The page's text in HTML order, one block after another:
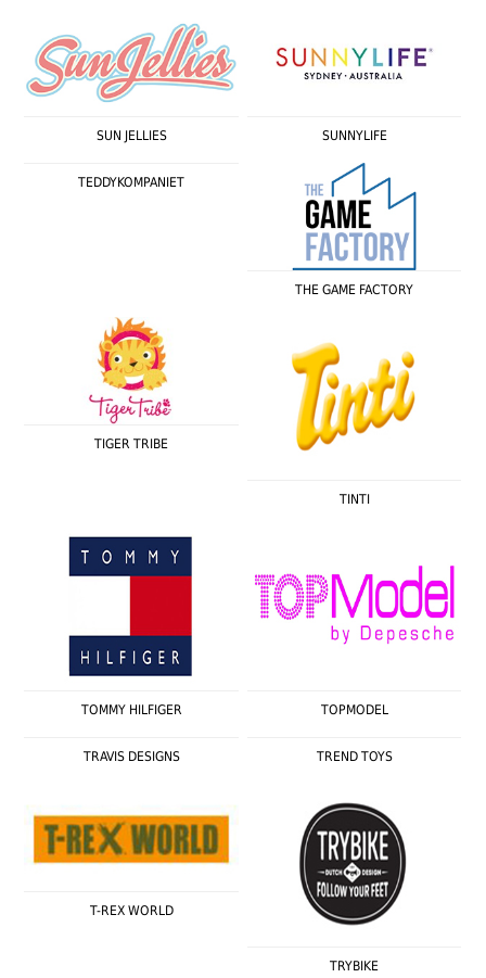
SUN JELLIES SUNNYLIFE
TEDDYKOMPANIET
THE GAME FACTORY
TIGER TRIBE
TINTI
TOMMY HILFIGER TOPMODEL
TRAVIS DESIGNS TREND TOYS
T-REX WORLD
TRYBIKE